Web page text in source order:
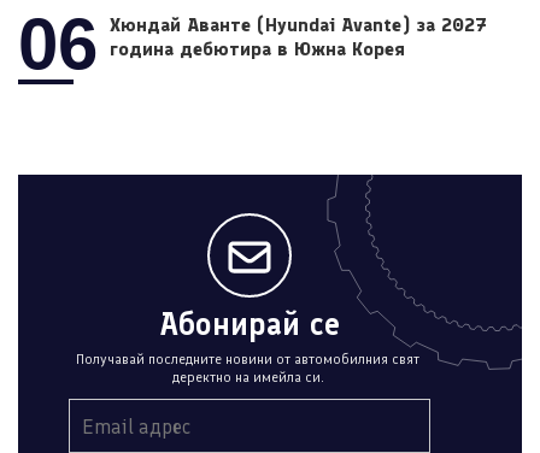
06
Хюндай Аванте (Hyundai Avante) за 2027
година дебютира в Южна Корея
Абонирай се
Получавай последните новини от автомобилния свят
деректно на имейла си.